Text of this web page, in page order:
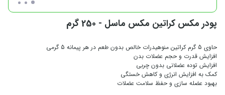
پودر مکس کراتین مکس ماسل - 250 گرم
حاوی 5 گرم کراتین منوهیدرات خالص بدون طعم در هر پیمانه 5 گرمی
افزایش قدرت و حجم عضلات بدن
افزایش توده عضلانی بدون چربی
کمک به افزایش انرژی و کاهش خستگی
بهبود عضله سازی و حفظ سلامت عضلات